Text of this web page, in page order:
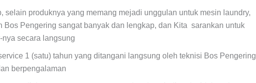
selain produknya yang memang mejadi unggulan untuk mesin laundry,
Bos Pengering sangat banyak dan lengkap, dan Kita sarankan untuk
secara langsung
1 (satu) tahun yang ditangani langsung oleh teknisi Bos Pengering
berpengalaman